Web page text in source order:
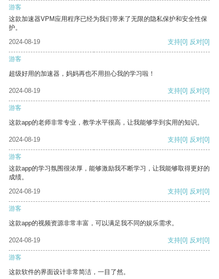
游客
这款加速器VPM应用程序已经为我们带来了无限的隐私保护和安全性保
护。
2024-08-19
支持[0] 反对[0]
游客
超级好用的加速器，妈妈再也不用担心我的学习啦！
2024-08-19 支持[0] 反对[0]
游客
这款app的老师非常专业，教学水平很高，让我能够学到实用的知识。
2024-08-19 支持[0] 反对[0]
游客
这款app的学习氛围很浓厚，能够激励我不断学习，让我能够取得更好的
成绩。
2024-08-19
支持[0] 反对[0]
游客
这款app的视频资源非常丰富，可以满足我不同的娱乐需求。
2024-08-19 支持[0] 反对[0]
游客
这款软件的界面设计非常简洁，一目了然。